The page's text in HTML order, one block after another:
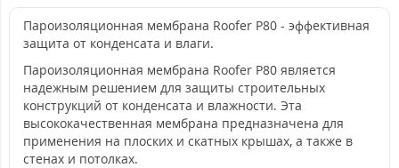
Пароизоляционная мембрана Roofer P80 - эффективная
защита от конденсата и влаги.
Пароизоляционная мембрана Roofer P80 является
надежным решением для защиты строительных
конструкций от конденсата и влажности. Эта
высококачественная мембрана предназначена для
применения на плоских и скатных крышах, а также в
стенах и потолках.